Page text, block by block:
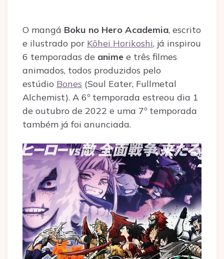
O mangá Boku no Hero Academia, escrito
e ilustrado por Kōhei Horikoshi, já inspirou
6 temporadas de anime e três filmes
animados, todos produzidos pelo
estúdio Bones (Soul Eater, Fullmetal
Alchemist). A 6º temporada estreou dia 1
de outubro de 2022 e uma 7º temporada
também já foi anunciada.